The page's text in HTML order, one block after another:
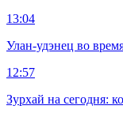
13:04
Улан-удэнец во
12:57
Зурхай на сегодня: